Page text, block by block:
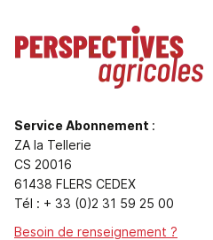
Service Abonnement :
ZA la Tellerie
CS 20016
61438 FLERS CEDEX
Tél : + 33 (0)2 31 59 25 00
Besoin de renseignement ?